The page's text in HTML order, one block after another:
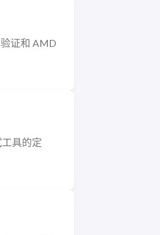
证和 AMD
具的定